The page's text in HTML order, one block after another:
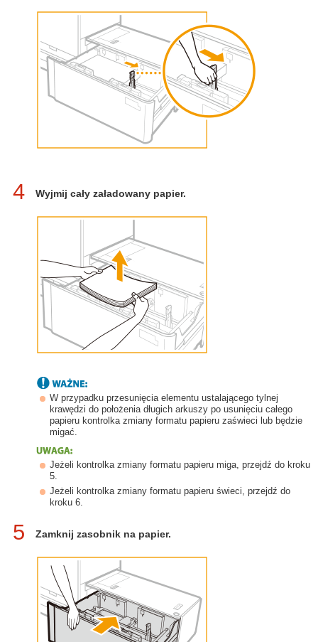
4 Wyjmij cały załadowany papier.
W przypadku przesunięcia elementu ustalającego tylnej
krawędzi do położenia długich arkuszy po usunięciu całego
papieru kontrolka zmiany formatu papieru zaświeci lub będzie
migać.
Jeżeli kontrolka zmiany formatu papieru miga, przejdź do kroku
5.
Jeżeli kontrolka zmiany formatu papieru świeci, przejdź do
kroku 6.
5 Zamknij zasobnik na papier.